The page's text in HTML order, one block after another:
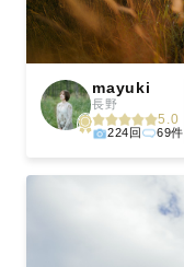
mayuki
長野
5.0
224回 69件